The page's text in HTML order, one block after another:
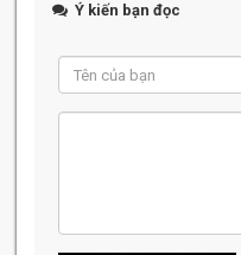
Ý kiến bạn đọc